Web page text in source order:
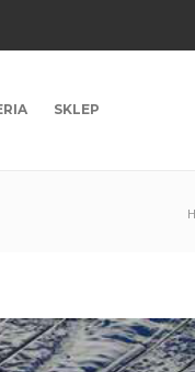
SKLEP